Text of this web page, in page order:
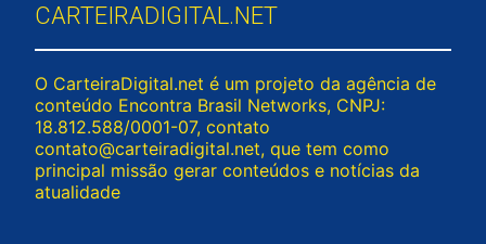
CARTEIRADIGITAL.NET
O CarteiraDigital.net é um projeto da agência de
conteúdo Encontra Brasil Networks, CNPJ:
18.812.588/0001-07, contato
contato@carteiradigital.net, que tem como
principal missão gerar conteúdos e notícias da
atualidade